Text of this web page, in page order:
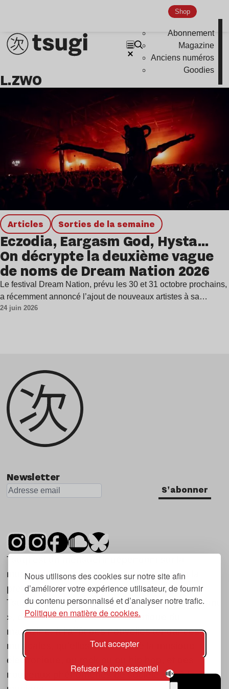
Nous utilisons des cookies sur notre site afin
d’améliorer votre expérience utilisateur, de fournir
du contenu personnalisé et d’analyser notre trafic.
Politique en matière de cookies.
Tout accepter
Refuser le non essentiel
Shop
Abonnement
Magazine
Anciens numéros
Goodies
Indie
L.ZWO
Articles Sorties de la semaine
Eczodia, Eargasm God, Hysta…
On décrypte la deuxième vague
de noms de Dream Nation 2026
Le festival Dream Nation, prévu les 30 et 31 octobre prochains,
a récemment annoncé l’ajout de nouveaux artistes à sa…
24 juin 2026
Newsletter
S'abonner
Tsugi est un mensuel indépendant sur la
musique et les nouvelles tendances, dont la
première parution date de 2007.
Tsugi en japonais signifie « prochain », « suivant
», ce qui correspond à la thématique du
magazine, à l’affût des nouvelles tendances
musicales, qu’elles viennent de la musique
électronique, du rock ou du hip hop, et des
nouveaux phénomènes de société liés à la